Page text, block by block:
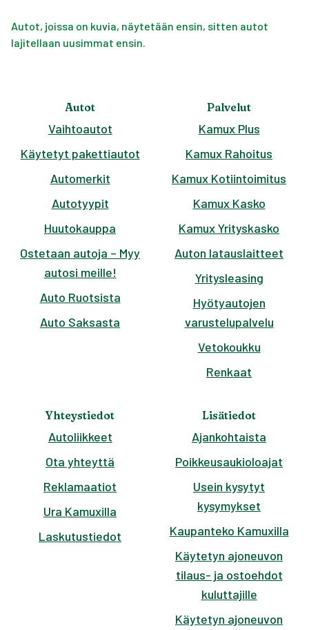
Autot, joissa on kuvia, näytetään ensin, sitten autot
lajitellaan uusimmat ensin.
Autot
Vaihtoautot
Käytetyt pakettiautot
Automerkit
Autotyypit
Huutokauppa
Ostetaan autoja – Myy
autosi meille!
Auto Ruotsista
Auto Saksasta
Palvelut
Kamux Plus
Kamux Rahoitus
Kamux Kotiintoimitus
Kamux Kasko
Kamux Yrityskasko
Auton latauslaitteet
Yritysleasing
Hyötyautojen
varustelupalvelu
Vetokoukku
Renkaat
Yhteystiedot
Autoliikkeet
Ota yhteyttä
Reklamaatiot
Ura Kamuxilla
Laskutustiedot
Lisätiedot
Ajankohtaista
Poikkeusaukioloajat
Usein kysytyt
kysymykset
Kaupanteko Kamuxilla
Käytetyn ajoneuvon
tilaus- ja ostoehdot
kuluttajille
Käytetyn ajoneuvon